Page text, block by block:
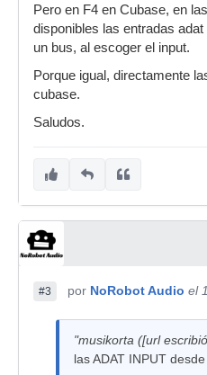
Pero en F4 en Cubase, en
disponibles las entradas
un bus, al escoger el input.
Porque igual, directamente
cubase.
Saludos.
#3 por NoRobot Audio el
"musikorta ([url
las ADAT INPUT